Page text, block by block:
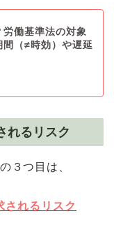
働基準法の対象
間（≠時効）や遅延
れるリスク
３つ目は、
されるリスク